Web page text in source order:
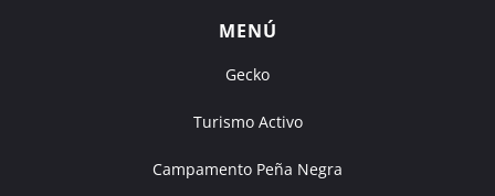
MENÚ
Gecko
Turismo Activo
Campamento Peña Negra